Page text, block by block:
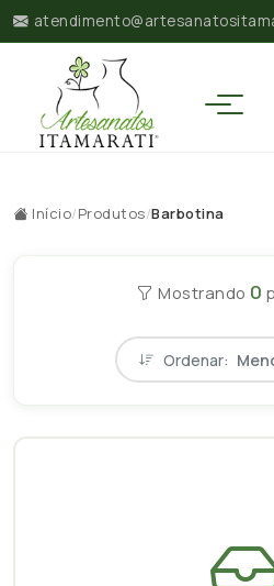
Início/Produtos/Barbotina
Mostrando 0
Ordenar: